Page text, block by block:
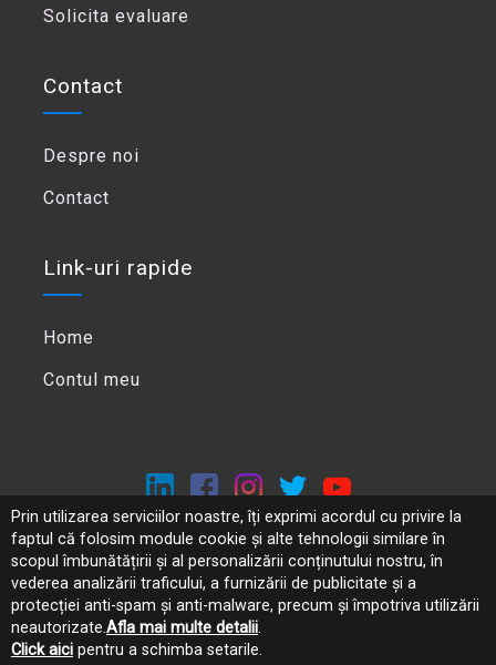
Prin utilizarea serviciilor noastre, îți exprimi acordul cu privire la
faptul că folosim module cookie și alte tehnologii similare în
scopul îmbunătățirii și al personalizării conținutului nostru, în
vederea analizării traficului, a furnizării de publicitate și a
protecției anti-spam și anti-malware, precum și împotriva utilizării
neautorizate.Afla mai multe detalii.
Click aici pentru a schimba setarile.
Solicita evaluare
Contact
Despre noi
Contact
Link-uri rapide
Home
Contul meu
Politica de confidentialitate
ANPC
Copyright ©2026